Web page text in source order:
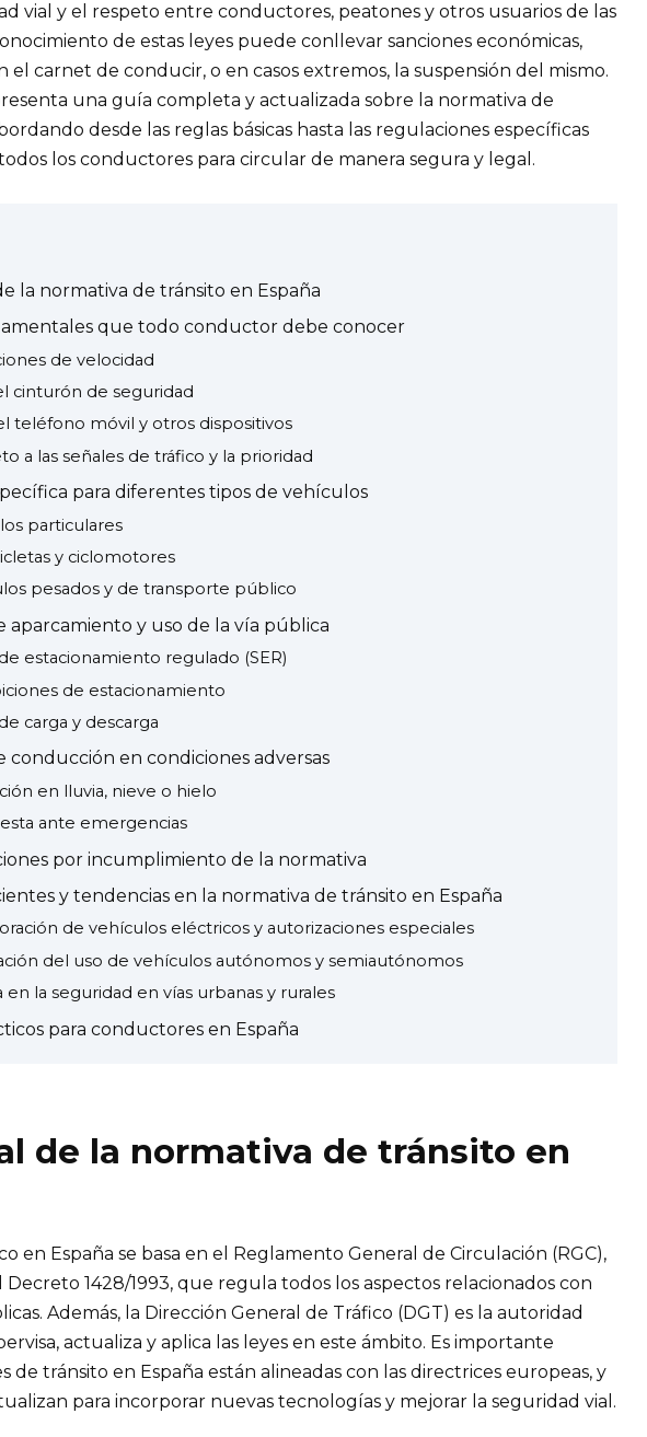
vial y el respeto entre conductores, peatones y otros usuarios de las
de estas leyes puede conllevar sanciones económicas,
el carnet de conducir, o en casos extremos, la suspensión del mismo.
una guía completa y actualizada sobre la normativa de
desde las reglas básicas hasta las regulaciones específicas
los conductores para circular de manera segura y legal.
la normativa de tránsito en España
que todo conductor debe conocer
de velocidad
cinturón de seguridad
teléfono móvil y otros dispositivos
a las señales de tráfico y la prioridad
para diferentes tipos de vehículos
particulares
y ciclomotores
pesados y de transporte público
aparcamiento y uso de la vía pública
estacionamiento regulado (SER)
de estacionamiento
carga y descarga
conducción en condiciones adversas
en lluvia, nieve o hielo
ante emergencias
por incumplimiento de la normativa
y tendencias en la normativa de tránsito en España
de vehículos eléctricos y autorizaciones especiales
del uso de vehículos autónomos y semiautónomos
en la seguridad en vías urbanas y rurales
para conductores en España
de la normativa de tránsito en
en España se basa en el Reglamento General de Circulación (RGC),
1428/1993, que regula todos los aspectos relacionados con
Además, la Dirección General de Tráfico (DGT) es la autoridad
actualiza y aplica las leyes en este ámbito. Es importante
de tránsito en España están alineadas con las directrices europeas, y
para incorporar nuevas tecnologías y mejorar la seguridad vial.